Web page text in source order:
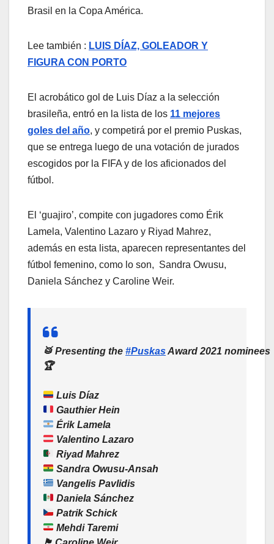
Brasil en la Copa América.
Lee también : LUIS DÍAZ, GOLEADOR Y
FIGURA CON PORTO
El acrobático gol de Luis Díaz a la selección
brasileña, entró en la lista de los 11 mejores
goles del año, y competirá por el premio Puskas,
que se entrega luego de una votación de jurados
escogidos por la FIFA y de los aficionados del
fútbol.
El ‘guajiro’, compite con jugadores como Érik
Lamela, Valentino Lazaro y Riyad Mahrez,
además en esta lista, aparecen representantes del
fútbol femenino, como lo son, Sandra Owusu,
Daniela Sánchez y Caroline Weir.
🥁 Presenting the #PuskasAward 2021 nominees
🏆
Luis Díaz
Gauthier Hein
Érik Lamela
Valentino Lazaro
Riyad Mahrez
Sandra Owusu-Ansah
Vangelis Pavlidis
Daniela Sánchez
Patrik Schick
Mehdi Taremi